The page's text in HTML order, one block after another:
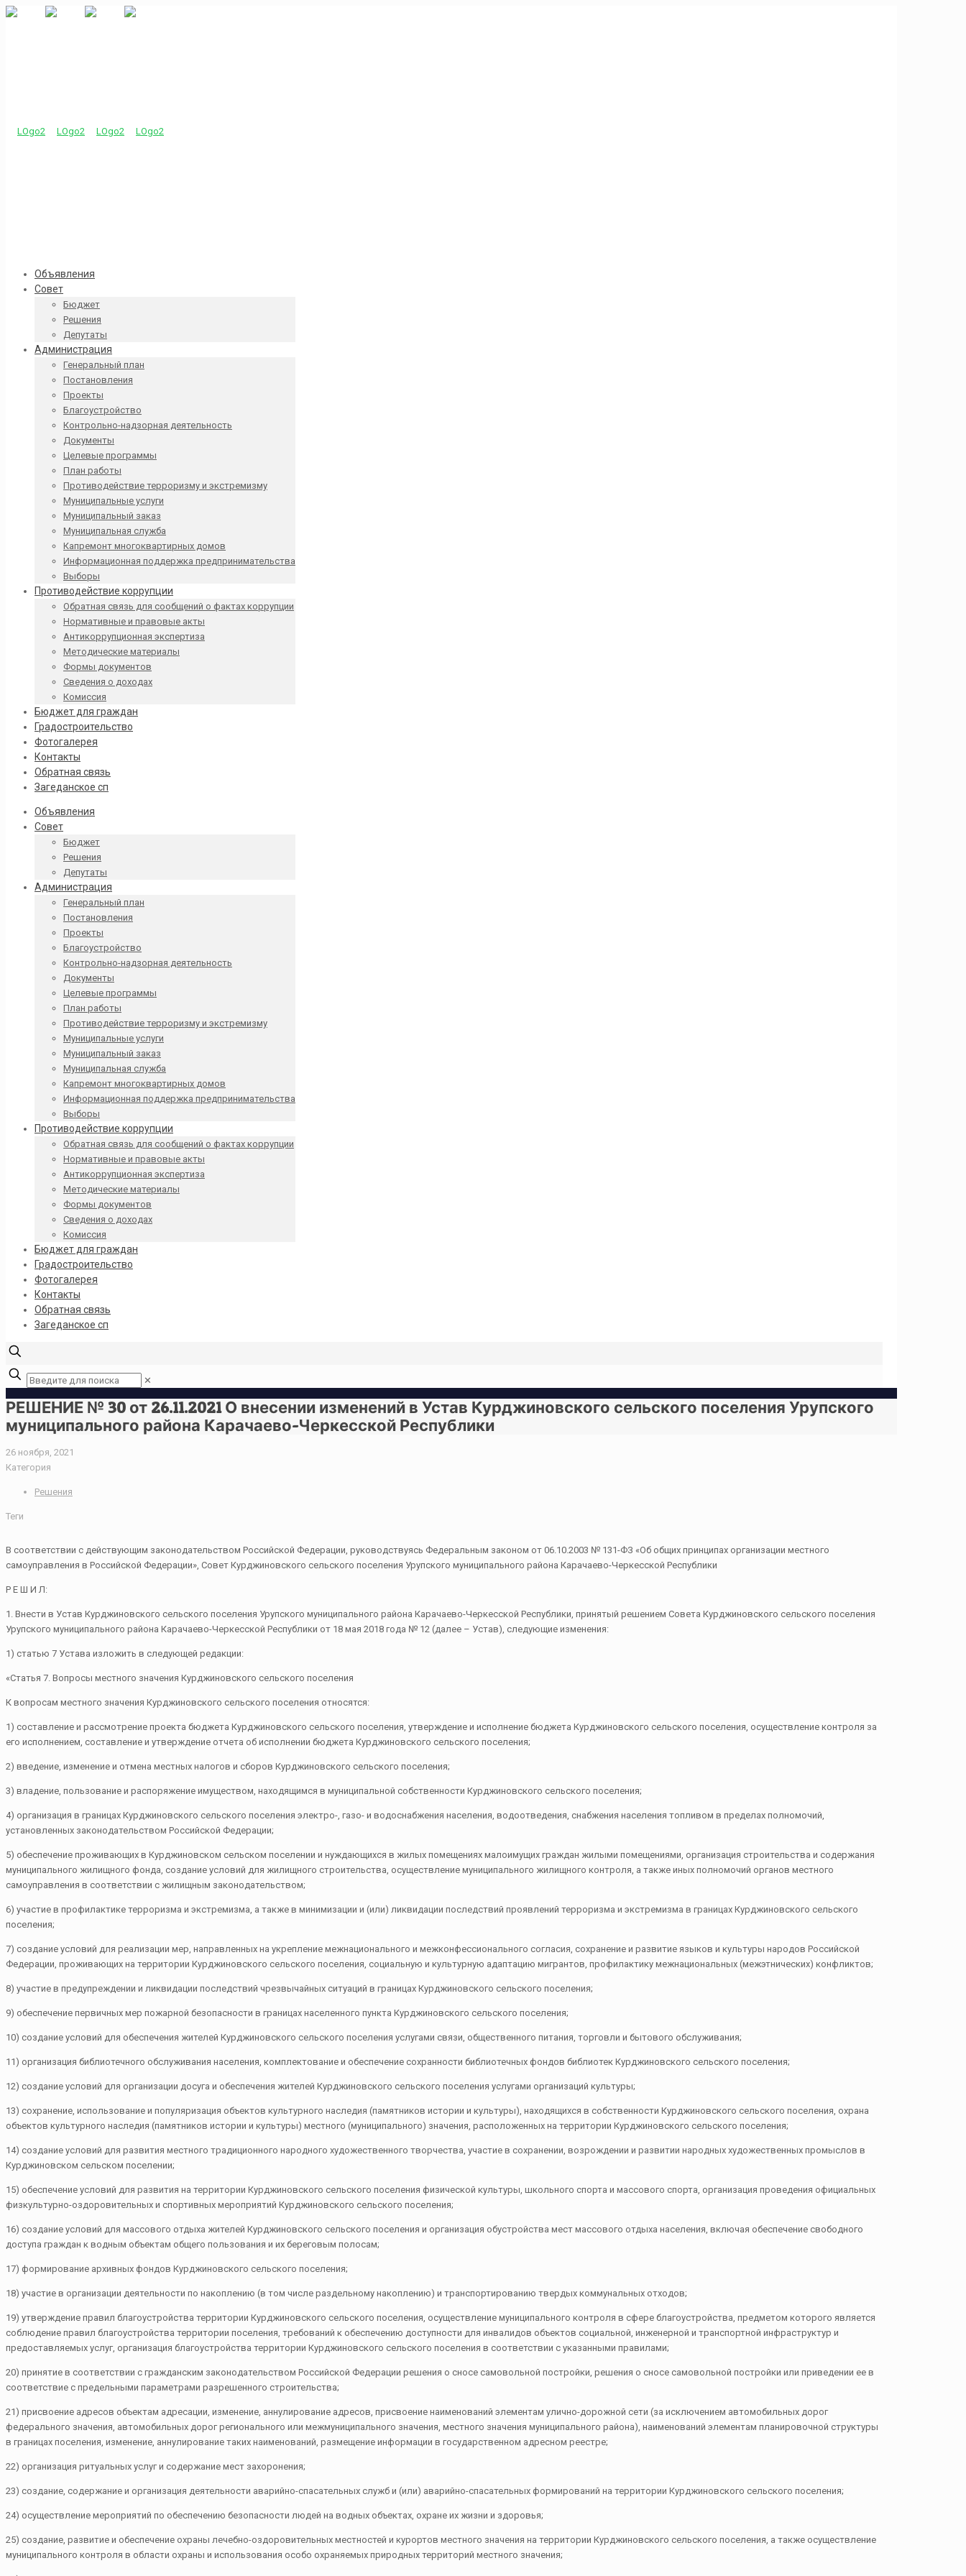
Объявления
Совет
Бюджет
Решения
Депутаты
Администрация
Генеральный план
Постановления
Проекты
Благоустройство
Контрольно-надзорная деятельность
Документы
Целевые программы
План работы
Противодействие терроризму и экстремизму
Муниципальные услуги
Муниципальный заказ
Муниципальная служба
Капремонт многоквартирных домов
Информационная поддержка предпринимательства
Выборы
Противодействие коррупции
Обратная связь для сообщений о фактах коррупции
Нормативные и правовые акты
Антикоррупционная экспертиза
Методические материалы
Формы документов
Сведения о доходах
Комиссия
Бюджет для граждан
Градостроительство
Фотогалерея
Контакты
Обратная связь
Загеданское сп
Объявления
Совет
Бюджет
Решения
Депутаты
Администрация
Генеральный план
Постановления
Проекты
Благоустройство
Контрольно-надзорная деятельность
Документы
Целевые программы
План работы
Противодействие терроризму и экстремизму
Муниципальные услуги
Муниципальный заказ
Муниципальная служба
Капремонт многоквартирных домов
Информационная поддержка предпринимательства
Выборы
Противодействие коррупции
Обратная связь для сообщений о фактах коррупции
Нормативные и правовые акты
Антикоррупционная экспертиза
Методические материалы
Формы документов
Сведения о доходах
Комиссия
Бюджет для граждан
Градостроительство
Фотогалерея
Контакты
Обратная связь
Загеданское сп
✕
РЕШЕНИЕ № 30 от 26.11.2021 О внесении изменений в Устав Курджиновского сельского поселения Урупского
муниципального района Карачаево-Черкесской Республики
26 ноября, 2021
Категория
Решения
Теги
В соответствии с действующим законодательством Российской Федерации, руководствуясь Федеральным законом от 06.10.2003 № 131-ФЗ «Об общих принципах организации местного
самоуправления в Российской Федерации», Совет Курджиновского сельского поселения Урупского муниципального района Карачаево-Черкесской Республики
Р Е Ш И Л:
1. Внести в Устав Курджиновского сельского поселения Урупского муниципального района Карачаево-Черкесской Республики, принятый решением Совета Курджиновского сельского поселения
Урупского муниципального района Карачаево-Черкесской Республики от 18 мая 2018 года № 12 (далее – Устав), следующие изменения:
1) статью 7 Устава изложить в следующей редакции:
«Статья 7. Вопросы местного значения Курджиновского сельского поселения
К вопросам местного значения Курджиновского сельского поселения относятся:
1) составление и рассмотрение проекта бюджета Курджиновского сельского поселения, утверждение и исполнение бюджета Курджиновского сельского поселения, осуществление контроля за
его исполнением, составление и утверждение отчета об исполнении бюджета Курджиновского сельского поселения;
2) введение, изменение и отмена местных налогов и сборов Курджиновского сельского поселения;
3) владение, пользование и распоряжение имуществом, находящимся в муниципальной собственности Курджиновского сельского поселения;
4) организация в границах Курджиновского сельского поселения электро-, газо- и водоснабжения населения, водоотведения, снабжения населения топливом в пределах полномочий,
установленных законодательством Российской Федерации;
5) обеспечение проживающих в Курджиновском сельском поселении и нуждающихся в жилых помещениях малоимущих граждан жилыми помещениями, организация строительства и содержания
муниципального жилищного фонда, создание условий для жилищного строительства, осуществление муниципального жилищного контроля, а также иных полномочий органов местного
самоуправления в соответствии с жилищным законодательством;
6) участие в профилактике терроризма и экстремизма, а также в минимизации и (или) ликвидации последствий проявлений терроризма и экстремизма в границах Курджиновского сельского
поселения;
7) создание условий для реализации мер, направленных на укрепление межнационального и межконфессионального согласия, сохранение и развитие языков и культуры народов Российской
Федерации, проживающих на территории Курджиновского сельского поселения, социальную и культурную адаптацию мигрантов, профилактику межнациональных (межэтнических) конфликтов;
8) участие в предупреждении и ликвидации последствий чрезвычайных ситуаций в границах Курджиновского сельского поселения;
9) обеспечение первичных мер пожарной безопасности в границах населенного пункта Курджиновского сельского поселения;
10) создание условий для обеспечения жителей Курджиновского сельского поселения услугами связи, общественного питания, торговли и бытового обслуживания;
11) организация библиотечного обслуживания населения, комплектование и обеспечение сохранности библиотечных фондов библиотек Курджиновского сельского поселения;
12) создание условий для организации досуга и обеспечения жителей Курджиновского сельского поселения услугами организаций культуры;
13) сохранение, использование и популяризация объектов культурного наследия (памятников истории и культуры), находящихся в собственности Курджиновского сельского поселения, охрана
объектов культурного наследия (памятников истории и культуры) местного (муниципального) значения, расположенных на территории Курджиновского сельского поселения;
14) создание условий для развития местного традиционного народного художественного творчества, участие в сохранении, возрождении и развитии народных художественных промыслов в
Курджиновском сельском поселении;
15) обеспечение условий для развития на территории Курджиновского сельского поселения физической культуры, школьного спорта и массового спорта, организация проведения официальных
физкультурно-оздоровительных и спортивных мероприятий Курджиновского сельского поселения;
16) создание условий для массового отдыха жителей Курджиновского сельского поселения и организация обустройства мест массового отдыха населения, включая обеспечение свободного
доступа граждан к водным объектам общего пользования и их береговым полосам;
17) формирование архивных фондов Курджиновского сельского поселения;
18) участие в организации деятельности по накоплению (в том числе раздельному накоплению) и транспортированию твердых коммунальных отходов;
19) утверждение правил благоустройства территории Курджиновского сельского поселения, осуществление муниципального контроля в сфере благоустройства, предметом которого является
соблюдение правил благоустройства территории поселения, требований к обеспечению доступности для инвалидов объектов социальной, инженерной и транспортной инфраструктур и
предоставляемых услуг, организация благоустройства территории Курджиновского сельского поселения в соответствии с указанными правилами;
20) принятие в соответствии с гражданским законодательством Российской Федерации решения о сносе самовольной постройки, решения о сносе самовольной постройки или приведении ее в
соответствие с предельными параметрами разрешенного строительства;
21) присвоение адресов объектам адресации, изменение, аннулирование адресов, присвоение наименований элементам улично-дорожной сети (за исключением автомобильных дорог
федерального значения, автомобильных дорог регионального или межмуниципального значения, местного значения муниципального района), наименований элементам планировочной структуры
в границах поселения, изменение, аннулирование таких наименований, размещение информации в государственном адресном реестре;
22) организация ритуальных услуг и содержание мест захоронения;
23) создание, содержание и организация деятельности аварийно-спасательных служб и (или) аварийно-спасательных формирований на территории Курджиновского сельского поселения;
24) осуществление мероприятий по обеспечению безопасности людей на водных объектах, охране их жизни и здоровья;
25) создание, развитие и обеспечение охраны лечебно-оздоровительных местностей и курортов местного значения на территории Курджиновского сельского поселения, а также осуществление
муниципального контроля в области охраны и использования особо охраняемых природных территорий местного значения;